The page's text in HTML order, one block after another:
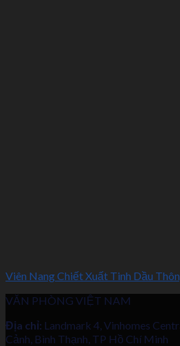
Viên Nang Chiết Xuất Tinh Dầu
VĂN PHÒNG VIỆT NAM
Địa chỉ: Landmark 4, Vinhomes
Cảnh, Bình Thạnh, TP Hồ Chí Minh